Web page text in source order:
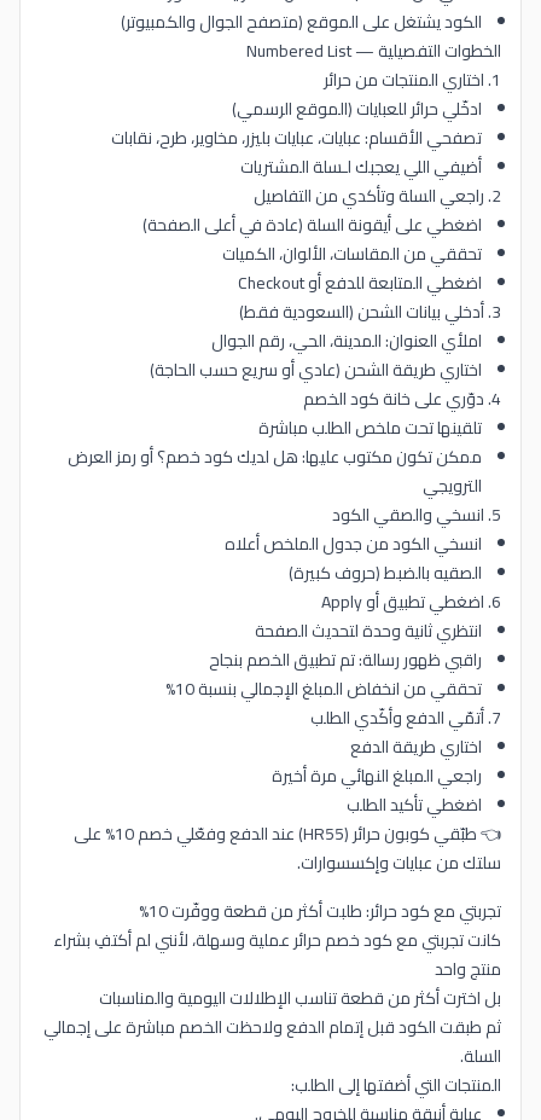
الكود يشتغل على الموقع (متصفح الجوال والكمبيوتر)
الخطوات التفصيلية — Numbered List
1. اختاري المنتجات من حرائر
ادخّلي حرائر للعبايات (الموقع الرسمي)
تصفحي الأقسام: عبايات، عبايات بليزر، مخاوير، طرح، نقابات
أضيفي اللي يعجبك لـسلة المشتريات
2. راجعي السلة وتأكدي من التفاصيل
اضغطي على أيقونة السلة (عادة في أعلى الصفحة)
تحققي من المقاسات، الألوان، الكميات
اضغطي المتابعة للدفع أو Checkout
3. أدخلي بيانات الشحن (السعودية فقط)
املأي العنوان: المدينة، الحي، رقم الجوال
اختاري طريقة الشحن (عادي أو سريع حسب الحاجة)
4. دوّري على خانة كود الخصم
تلقينها تحت ملخص الطلب مباشرة
ممكن تكون مكتوب عليها: هل لديك كود خصم؟ أو رمز العرض
الترويجي
5. انسخي والصقي الكود
انسخي الكود من جدول الملخص أعلاه
الصقيه بالضبط (حروف كبيرة)
6. اضغطي تطبيق أو Apply
انتظري ثانية وحدة لتحديث الصفحة
راقبي ظهور رسالة: تم تطبيق الخصم بنجاح
تحققي من انخفاض المبلغ الإجمالي بنسبة 10%
7. أتمّي الدفع وأكّدي الطلب
اختاري طريقة الدفع
راجعي المبلغ النهائي مرة أخيرة
اضغطي تأكيد الطلب
👈 طبّقي كوبون حرائر (HR55) عند الدفع وفعّلي خصم 10% على
سلتك من عبايات وإكسسوارات.
تجربتي مع كود حرائر: طلبت أكثر من قطعة ووفّرت 10%
كانت تجربتي مع كود خصم حرائر عملية وسهلة، لأنني لم أكتفِ بشراء
منتج واحد
بل اخترت أكثر من قطعة تناسب الإطلالات اليومية والمناسبات
ثم طبقت الكود قبل إتمام الدفع ولاحظت الخصم مباشرة على إجمالي
السلة.
المنتجات التي أضفتها إلى الطلب: